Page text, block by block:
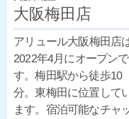
大阪梅田店
アリュール大阪梅田店
2022年4月にオープンで
す。梅田駅から徒歩10
分。東梅田に位置して
ます。宿泊可能なチャ